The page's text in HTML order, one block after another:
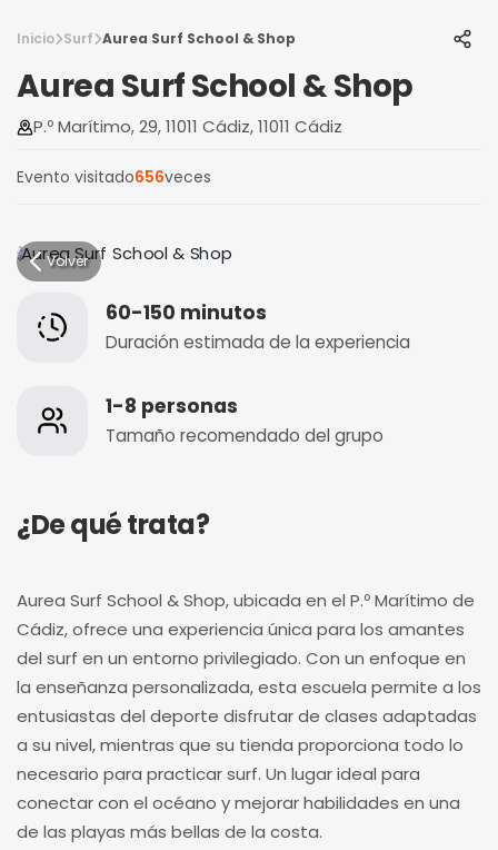
Inicio Surf Aurea Surf School & Shop
Aurea Surf School & Shop
P.º Marítimo, 29, 11011 Cádiz, 11011 Cádiz
Evento visitado656veces
Volver
60-150 minutos
Duración estimada de la experiencia
1-8 personas
Tamaño recomendado del grupo
¿De qué trata?
Aurea Surf School & Shop, ubicada en el P.º Marítimo de
Cádiz, ofrece una experiencia única para los amantes
del surf en un entorno privilegiado. Con un enfoque en
la enseñanza personalizada, esta escuela permite a los
entusiastas del deporte disfrutar de clases adaptadas
a su nivel, mientras que su tienda proporciona todo lo
necesario para practicar surf. Un lugar ideal para
conectar con el océano y mejorar habilidades en una
de las playas más bellas de la costa.